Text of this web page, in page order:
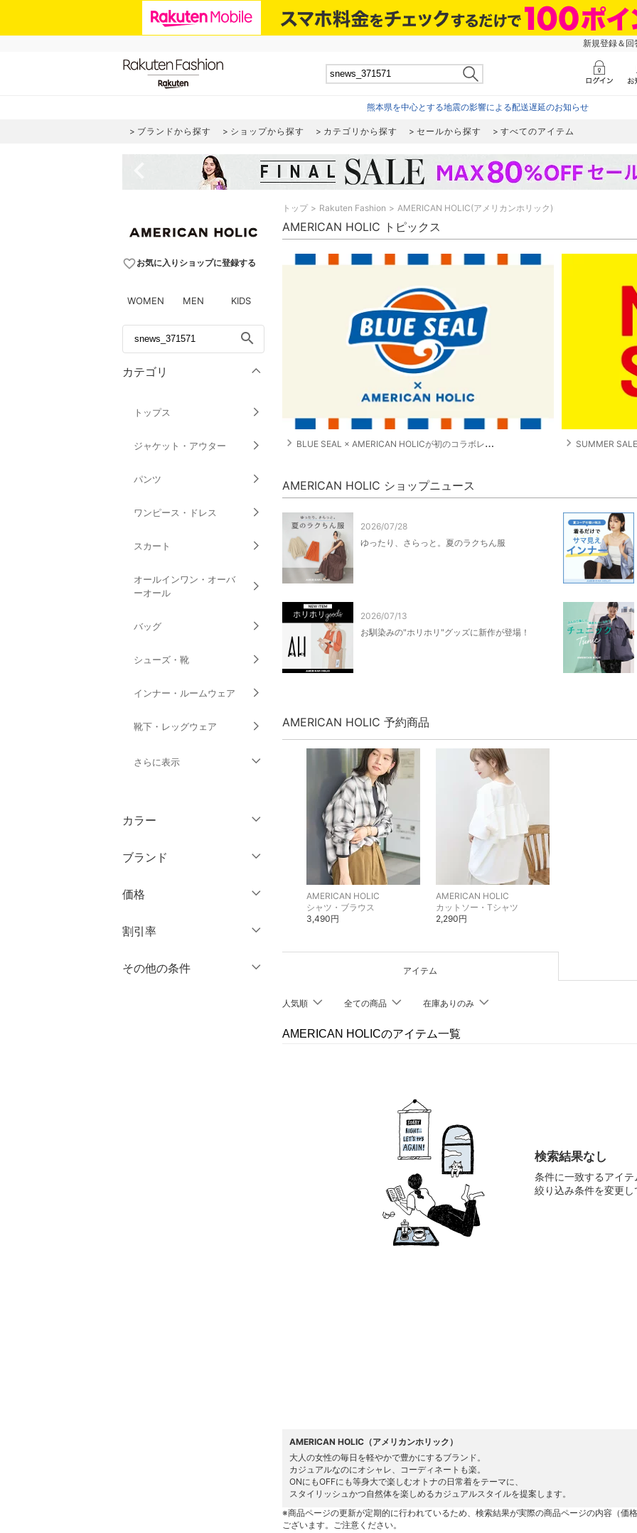
新規登録＆
熊本県を中心とする地震の影響による配送遅延のお知らせ
ブランドから探す ショップから探す カテゴリから探す セールから探す すべてのアイテム
favorite_borderお気に入りショップに登録する
WOMEN MEN KIDS
search
カテゴリ
トップス
ジャケット・アウター
パンツ
ワンピース・ドレス
スカート
オールインワン・オーバ
ーオール
バッグ
シューズ・靴
インナー・ルームウェア
靴下・レッグウェア
さらに表示
アクセサリー・腕時計
財布・ポーチ・ケース
帽子
ヘアアクセサリー
マタニティウェア・ベビ
ー用品
カラー
クリア
ブランド
価格
絞り込み
割引率
％OFF～ ％OFF
その他の条件
トップ Rakuten Fashion AMERICAN HOLIC(アメリカンホリック)
AMERICAN HOLIC トピックス
navigate_next BLUE SEAL × AMERICAN HOLICが初のコラボレーション！ navigate_next SUMMER
AMERICAN HOLIC ショップニュース
2026/07/28
ゆったり、さらっと。夏のラクちん服
2026/07/13
お馴染みの"ホリホリ"グッズに新作が登場！
AMERICAN HOLIC 予約商品
AMERICAN HOLIC
シャツ・ブラウス
3,490円
AMERICAN HOLIC
カットソー・Tシャツ
2,290円
アイテム
人気順 全ての商品 在庫ありのみ
AMERICAN HOLICのアイテム一覧
検索結果なし
条件に一致するアイ
絞り込み条件を変更し
AMERICAN HOLIC（アメリカンホリック）
大人の女性の毎日を軽やかで豊かにするブランド。
カジュアルなのにオシャレ、コーディネートも楽。
ONにもOFFにも等身大で楽しむオトナの日常着をテーマに、
スタイリッシュかつ自然体を楽しめるカジュアルスタイルを提案します。
※商品ページの更新が定期的に行われているため、検索結果が実際の商品ページの内容（価
ございます。ご注意ください。